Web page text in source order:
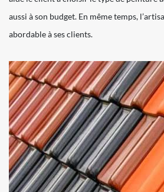
aussi à son budget. En même temps,
abordable à ses clients.